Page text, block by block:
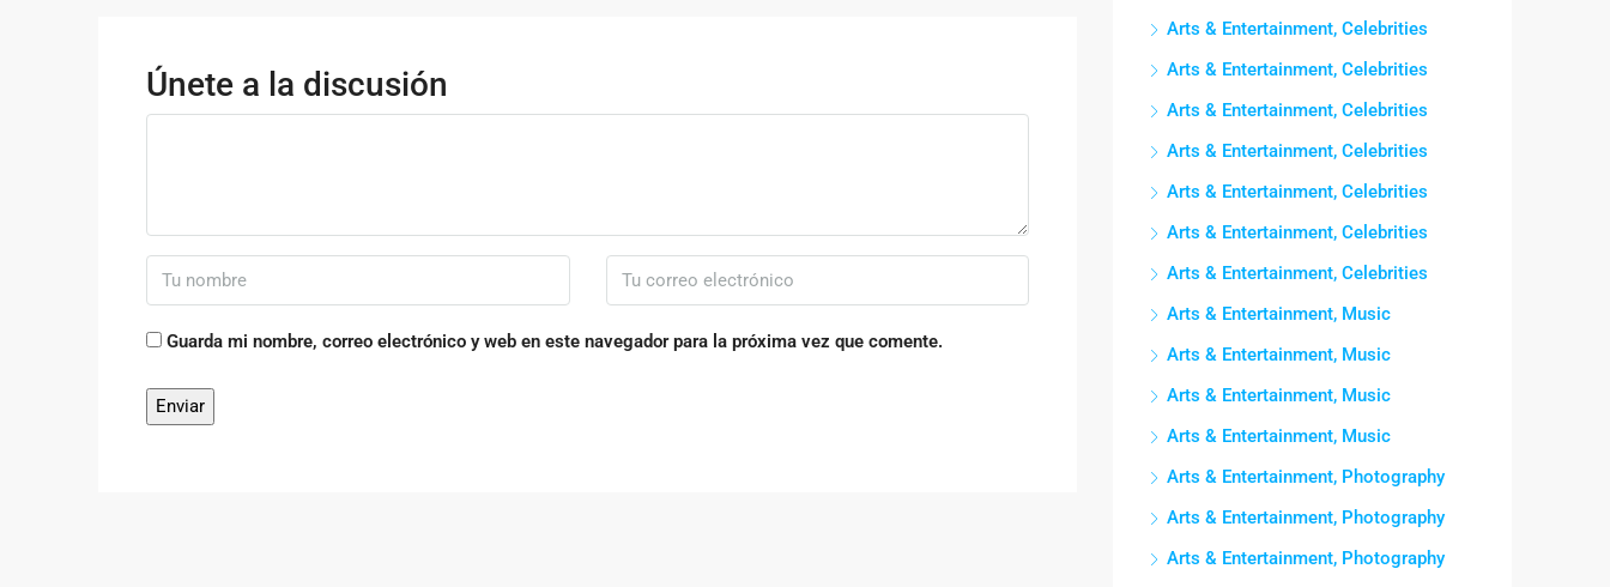
Únete a la discusión
Guarda mi nombre, correo electrónico y web en este navegador para la próxima vez que comente.
Arts & Entertainment, Celebrities
Arts & Entertainment, Celebrities
Arts & Entertainment, Celebrities
Arts & Entertainment, Celebrities
Arts & Entertainment, Celebrities
Arts & Entertainment, Celebrities
Arts & Entertainment, Celebrities
Arts & Entertainment, Music
Arts & Entertainment, Music
Arts & Entertainment, Music
Arts & Entertainment, Music
Arts & Entertainment, Photography
Arts & Entertainment, Photography
Arts & Entertainment, Photography